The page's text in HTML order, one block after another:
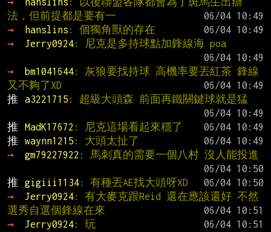
法，但前提都是要有一
→
hanslins : 個獨角獸的存在
→
Jerry0924: 尼克是多持球點加鋒線海 poa
→
bm1041644: 灰狼要找持球 高機率要丟紅茶 鋒線
又不夠了XD
推
a3221715 : 超級大頭森 前面再鐵關鍵球就是猛
推
MadK17672 : 尼克這場看起來穩了
推
waynn1215 : 大頭太扯了
→
gm79227922 : 馬刺真的需要一個八村 沒人能投進
推
gigiii1134: 有種丟AE找大頭呀XD
→
Jerry0924: 有大麥克跟Reid 還在應該還好 不然
選秀自選個鋒線在來
→
Jerry0924: 玩